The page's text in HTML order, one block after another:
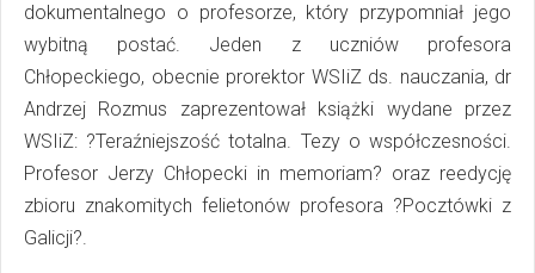
dokumentalnego o profesorze, który przypomniał jego
wybitną postać. Jeden z uczniów profesora
Chłopeckiego, obecnie prorektor WSIiZ ds. nauczania, dr
Andrzej Rozmus zaprezentował książki wydane przez
WSIiZ: ?Teraźniejszość totalna. Tezy o współczesności.
Profesor Jerzy Chłopecki in memoriam? oraz reedycję
zbioru znakomitych felietonów profesora ?Pocztówki z
Galicji?.